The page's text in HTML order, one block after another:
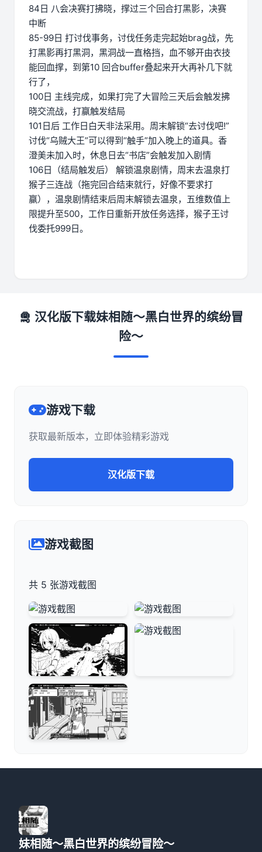
84日 八会决赛打拂晓，撑过三个回合打黑影，决赛
中断
85-99日 打讨伐事务，讨伐任务走完起始brag战，先
打黑影再打黑洞，黑洞战一直格挡，血不够开由衣技
能回血撑，到第10 回合buffer叠起来开大再补几下就
行了，
100日 主线完成，如果打完了大冒险三天后会触发拂
晓交流战，打赢触发结局
101日后 工作日白天非法采用。周末解锁“去讨伐吧!”
讨伐“乌贼大王”可以得到“触手”加入晚上的道具。香
澄美未加入时，休息日去“书店”会触发加入剧情
106日（结局触发后） 解锁温泉剧情，周末去温泉打
猴子三连战（拖完回合结束就行，好像不要求打
赢），温泉剧情结束后周末解锁去温泉，五维数值上
限提升至500，工作日重新开放任务选择，猴子王讨
伐委托999日。
🛅 汉化版下载妹相随～黑白世界的缤纷冒
险～
游戏下载
获取最新版本，立即体验精彩游戏
汉化版下载
游戏截图
共 5 张游戏截图
妹相随～黑白世界的缤纷冒险～